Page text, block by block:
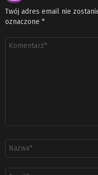
Twój adres email nie
oznaczone *